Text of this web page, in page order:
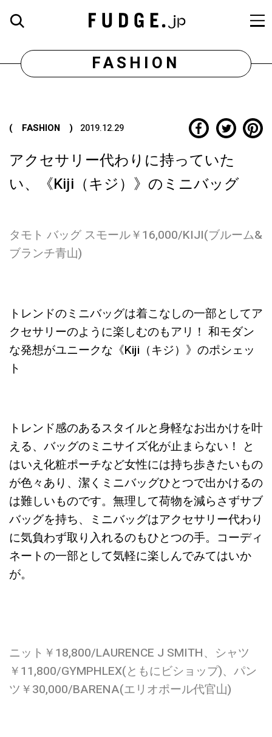
FASHION
( FASHION ) 2019.12.29
アクセサリー代わりに持っていた
い、《Kiji（キジ）》のミニバッグ
タモト バッグ スモール￥16,000/KIJI(ブルーム&
ブランチ青山)
トレンドのミニバッグは着こなしの一部としてア
クセサリーのように楽しむのもアリ！ 和モダン
な発想がユニークな《Kiji（キジ）》のポシェッ
ト
トレンド感のあるスタイルと身軽なお出かけを叶
える、バッグのミニサイズ化が止まらない！ と
はいえ化粧ポーチなど女性には持ち歩きたいもの
が色々あり、潔くミニバッグひとつで出かけるの
は難しいものです。無理して荷物を減らさずサブ
バッグを持ち、ミニバッグはアクセサリー代わり
に気負わず取り入れるのもひとつの手。コーディ
ネートの一部として気軽に楽しんでみてはいか
が。
ニット￥18,800/LAURENCE J SMITH、シャツ
￥11,800/GYMPHLEX(ともにビショップ)、パン
ツ￥30,000/BARENA(エリオポール代官山)